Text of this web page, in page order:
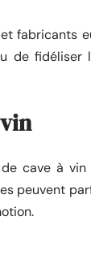
fabricants
de fidéliser
cave à vin
peuvent